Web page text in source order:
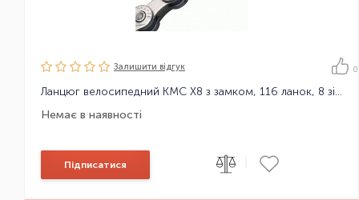
Залишити вiдгук 0
Ланцюг велосипедний KMC X8 з замком, 116 ланок, 8 зірок
Немає в наявності
Підписатися